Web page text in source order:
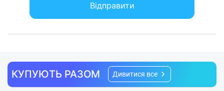
Відправити
КУПУЮТЬ РАЗОМ Дивитися все